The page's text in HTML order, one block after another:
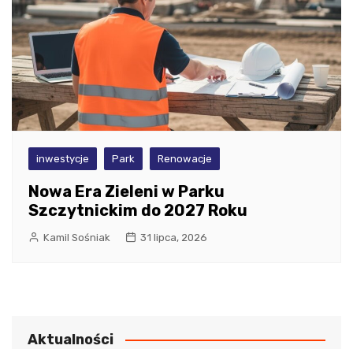
inwestycje Park Renowacje
Nowa Era Zieleni w Parku
Szczytnickim do 2027 Roku
Kamil Sośniak 31 lipca, 2026
Aktualności